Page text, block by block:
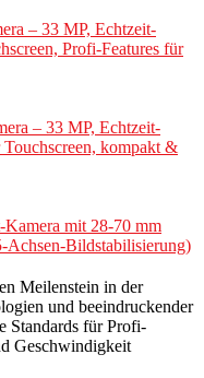
– 33 MP, Echtzeit-
Profi-Features für
– 33 MP, Echtzeit-
kompakt &
mit 28-70 mm
Achsen-Bildstabilisierung)
Meilenstein in der
und beeindruckender
Standards für Profi-
Geschwindigkeit